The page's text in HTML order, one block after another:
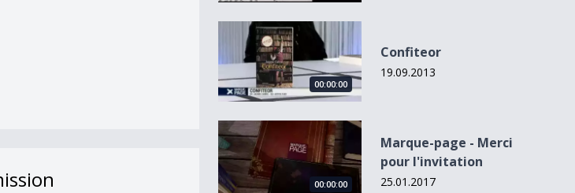
Confiteor
00:00:00
Confiteor
19.09.2013
Marque-page - Merci pour l&#039;invitation
00:00:00
Marque-page - Merci
pour l'invitation
25.01.2017